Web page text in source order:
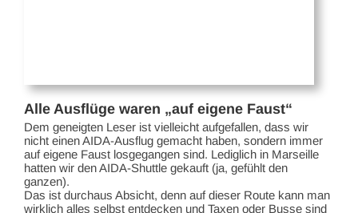
Alle Ausflüge waren „auf eigene Faust“
Dem geneigten Leser ist vielleicht aufgefallen, dass wir
nicht einen AIDA-Ausflug gemacht haben, sondern immer
auf eigene Faust losgegangen sind. Lediglich in Marseille
hatten wir den AIDA-Shuttle gekauft (ja, gefühlt den
ganzen).
Das ist durchaus Absicht, denn auf dieser Route kann man
wirklich alles selbst entdecken und Taxen oder Busse sind